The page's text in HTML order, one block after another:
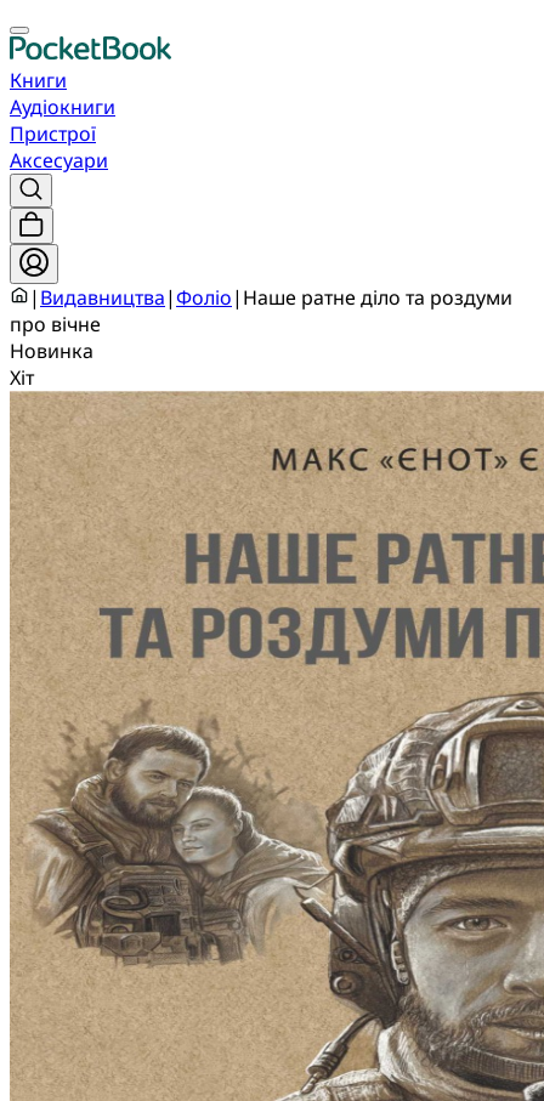
Книги
Аудіокниги
Пристрої
Аксесуари
| Видавництва|Фоліо| Наше ратне діло та роздуми
про вічне
Новинка
Хіт